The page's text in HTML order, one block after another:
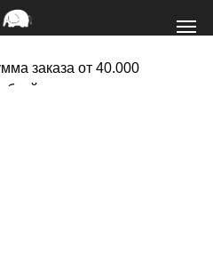
заказа от 40.000
рублей